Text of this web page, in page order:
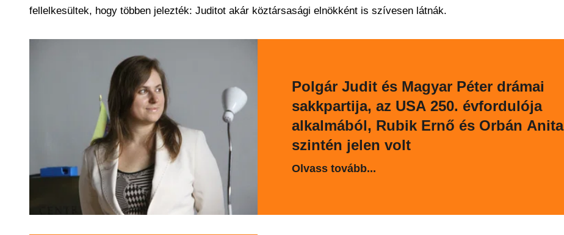
fellelkesültek, hogy többen jelezték: Juditot akár köztársasági elnökként is szívesen látnák.
Polgár Judit és Magyar Péter drámai
sakkpartija, az USA 250. évfordulója
alkalmából, Rubik Ernő és Orbán Anita
szintén jelen volt
Olvass tovább...